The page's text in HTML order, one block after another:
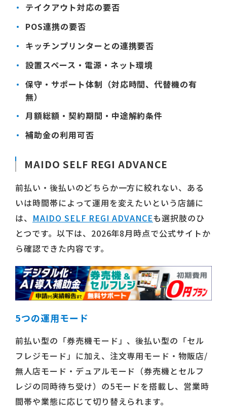
テイクアウト対応の要否
POS連携の要否
キッチンプリンターとの連携要否
設置スペース・電源・ネット環境
保守・サポート体制（対応時間、代替機の有
無）
月額総額・契約期間・中途解約条件
補助金の利用可否
MAIDO SELF REGI ADVANCE
前払い・後払いのどちらか一方に絞れない、ある
いは時間帯によって運用を変えたいという店舗に
は、 MAIDO SELF REGI ADVANCEも選択肢のひ
とつです。以下は、2026年8月時点で公式サイトか
ら確認できた内容です。
5つの運用モード
前払い型の「券売機モード」、後払い型の「セル
フレジモード」に加え、注文専用モード・物販店/
無人店モード・デュアルモード（券売機とセルフ
レジの同時待ち受け）の5モードを搭載し、営業時
間帯や業態に応じて切り替えられます。